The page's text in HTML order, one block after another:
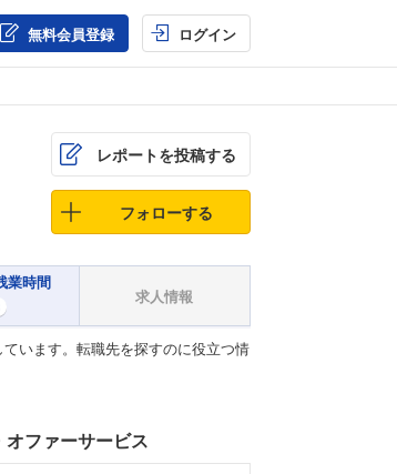
無料会員登録 ログイン
レポートを投稿する
フォローする
業時間
求人情報
います。転職先を探すのに役立つ情
オファーサービス